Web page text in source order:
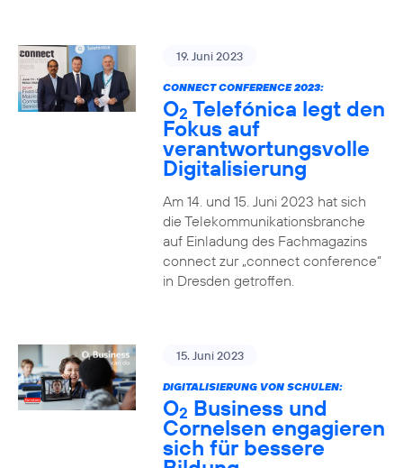
19. Juni 2023
CONNECT CONFERENCE 2023:
O2 Telefónica legt den
Fokus auf
verantwortungsvolle
Digitalisierung
Am 14. und 15. Juni 2023 hat sich
die Telekommunikationsbranche
auf Einladung des Fachmagazins
connect zur „connect conference“
in Dresden getroffen.
15. Juni 2023
DIGITALISIERUNG VON SCHULEN:
O2 Business und
Cornelsen engagieren
sich für bessere